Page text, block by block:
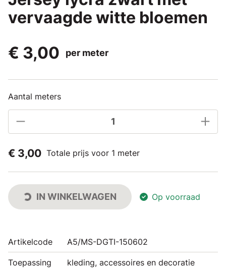
vervaagde witte bloemen
€ 3,00
per meter
Aantal meters
€ 3,00 Totale prijs voor 1 meter
IN WINKELWAGEN Op voorraad
Artikelcode A5/MS-DGTI-150602
Toepassing kleding, accessoires en decoratie